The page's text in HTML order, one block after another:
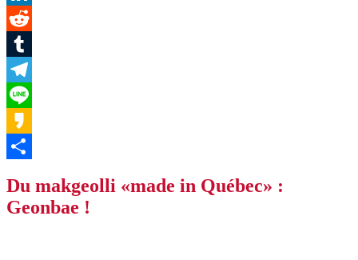
LinkedIn
Reddit
Tumblr
Telegram
Line
Kakao
Du makgeolli «made in Québec» :
Geonbae !